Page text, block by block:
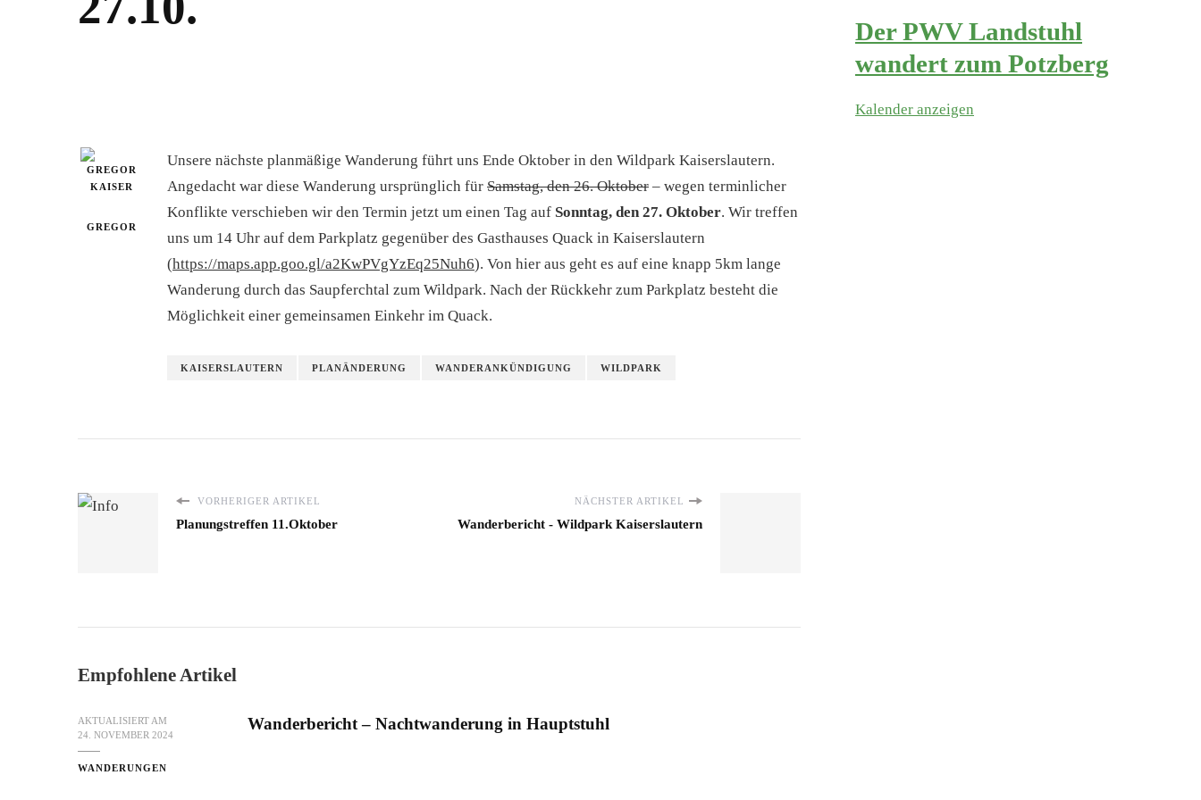
GREGOR
Unsere nächste planmäßige Wanderung führt uns Ende Oktober in den Wildpark Kaiserslautern.
Angedacht war diese Wanderung ursprünglich für Samstag, den 26. Oktober – wegen terminlicher
Konflikte verschieben wir den Termin jetzt um einen Tag auf Sonntag, den 27. Oktober. Wir treffen
uns um 14 Uhr auf dem Parkplatz gegenüber des Gasthauses Quack in Kaiserslautern
(https://maps.app.goo.gl/a2KwPVgYzEq25Nuh6). Von hier aus geht es auf eine knapp 5km lange
Wanderung durch das Saupferchtal zum Wildpark. Nach der Rückkehr zum Parkplatz besteht die
Möglichkeit einer gemeinsamen Einkehr im Quack.
KAISERSLAUTERN PLANÄNDERUNG WANDERANKÜNDIGUNG WILDPARK
VORHERIGER ARTIKEL
Planungstreffen 11.Oktober
NÄCHSTER ARTIKEL
Wanderbericht - Wildpark Kaiserslautern
Empfohlene Artikel
AKTUALISIERT AM
24. NOVEMBER 2024
WANDERUNGEN
Wanderbericht – Nachtwanderung in Hauptstuhl
Der PWV Landstuhl
wandert zum Potzberg
Kalender anzeigen